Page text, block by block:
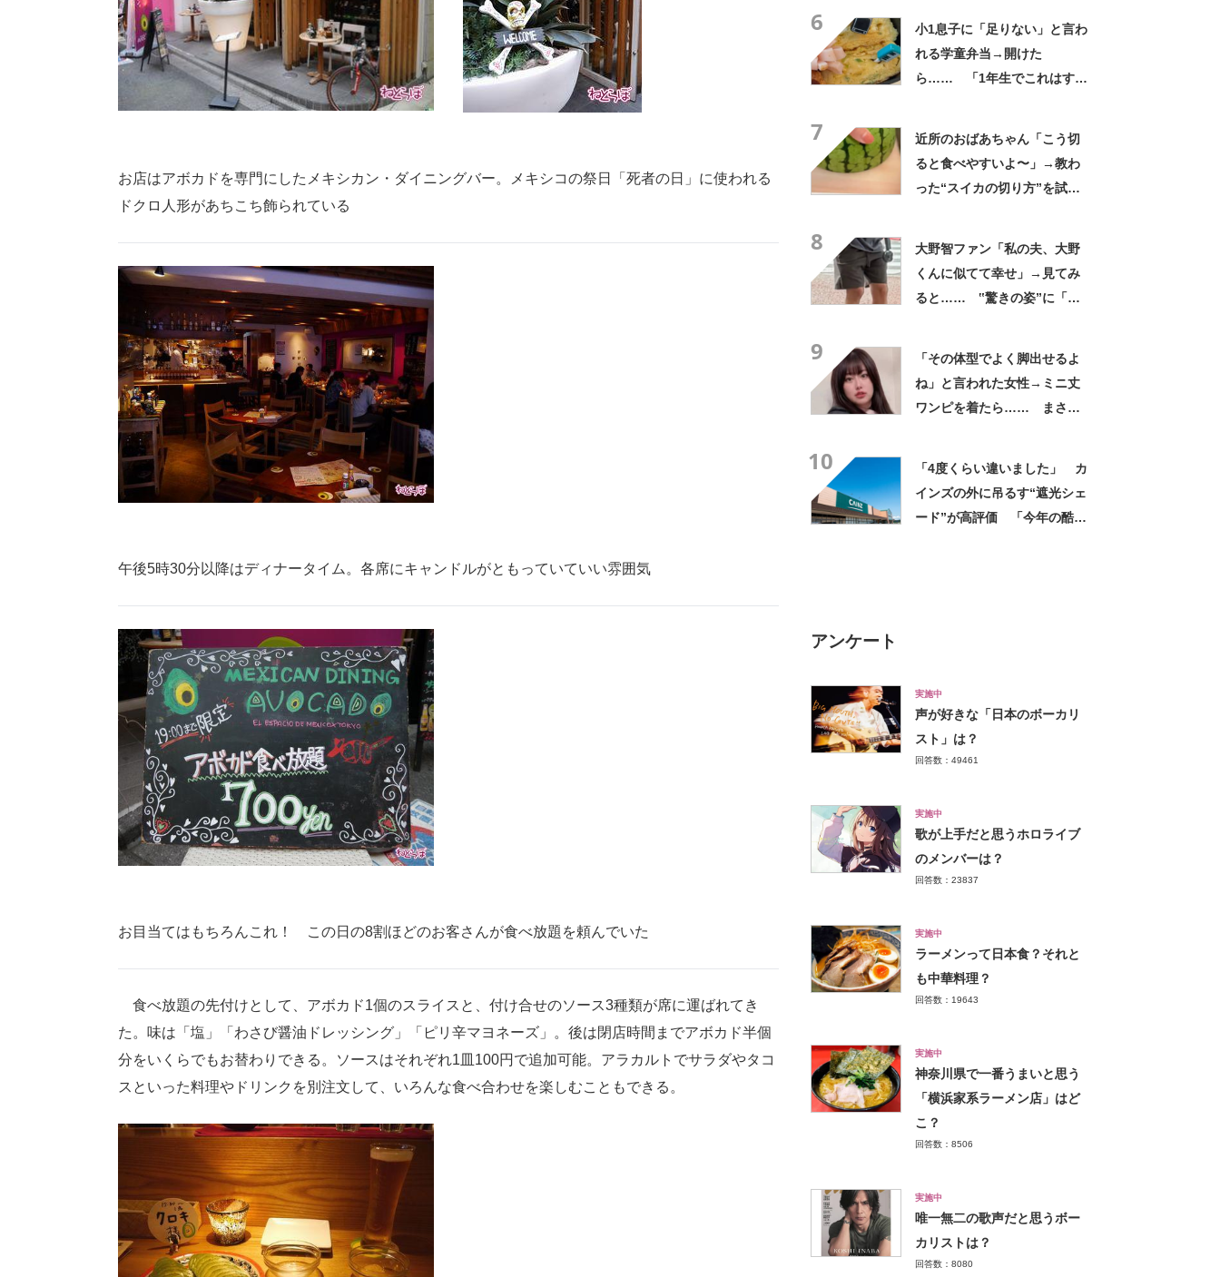
お店はアボカドを専門にしたメキシカン・ダイニングバー。メキシコの祭日「死者の日」に使われる
ドクロ人形があちこち飾られている
午後5時30分以降はディナータイム。各席にキャンドルがともっていていい雰囲気
お目当てはもちろんこれ！ この日の8割ほどのお客さんが食べ放題を頼んでいた
食べ放題の先付けとして、アボカド1個のスライスと、付け合せのソース3種類が席に運ばれてき
た。味は「塩」「わさび醤油ドレッシング」「ピリ辛マヨネーズ」。後は閉店時間までアボカド半個
分をいくらでもお替わりできる。ソースはそれぞれ1皿100円で追加可能。アラカルトでサラダやタコ
スといった料理やドリンクを別注文して、いろんな食べ合わせを楽しむこともできる。
6
小1息子に「足りない」と言わ
れる学童弁当→開けた
ら…… 「1年生でこれはすご
7
近所のおばあちゃん「こう切
ると食べやすいよ〜」→教わ
った“スイカの切り方”を試し
8
大野智ファン「私の夫、大野
くんに似てて幸せ」→見てみ
ると…… ‟驚きの姿”に「最
9
「その体型でよく脚出せるよ
ね」と言われた女性→ミニ丈
ワンピを着たら…… まさか
10
「4度くらい違いました」 カ
インズの外に吊るす“遮光シェ
ード”が高評価 「今年の酷暑
アンケート
実施中
声が好きな「日本のボーカリ
スト」は？
回答数：49461
実施中
歌が上手だと思うホロライブ
のメンバーは？
回答数：23837
実施中
ラーメンって日本食？それと
も中華料理？
回答数：19643
実施中
神奈川県で一番うまいと思う
「横浜家系ラーメン店」はど
こ？
回答数：8506
実施中
唯一無二の歌声だと思うボー
カリストは？
回答数：8080